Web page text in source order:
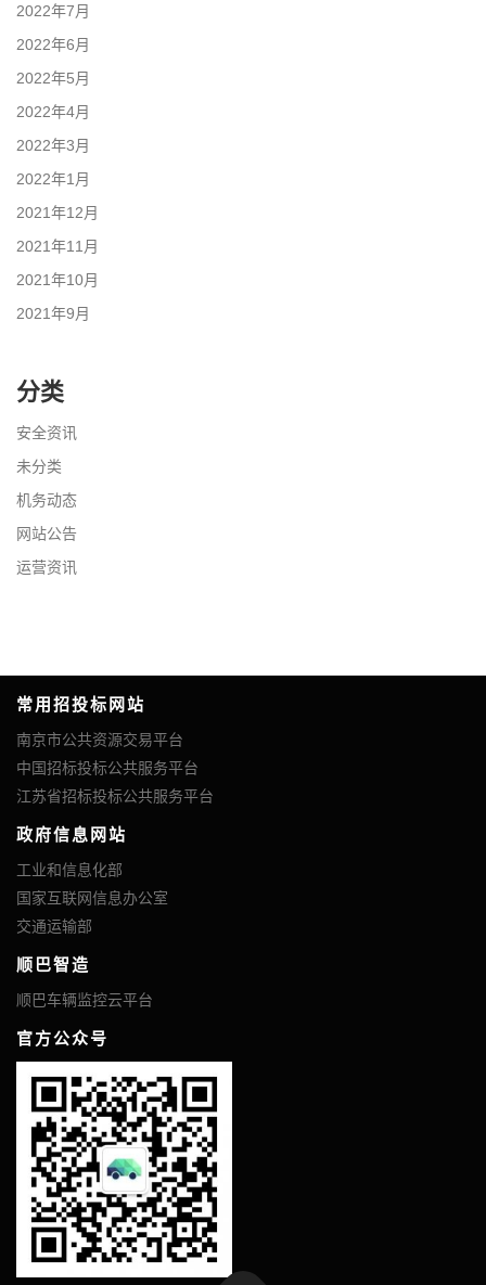
2022年7月
2022年6月
2022年5月
2022年4月
2022年3月
2022年1月
2021年12月
2021年11月
2021年10月
2021年9月
分类
安全资讯
未分类
机务动态
网站公告
运营资讯
常用招投标网站
南京市公共资源交易平台
中国招标投标公共服务平台
江苏省招标投标公共服务平台
政府信息网站
工业和信息化部
国家互联网信息办公室
交通运输部
顺巴智造
顺巴车辆监控云平台
官方公众号